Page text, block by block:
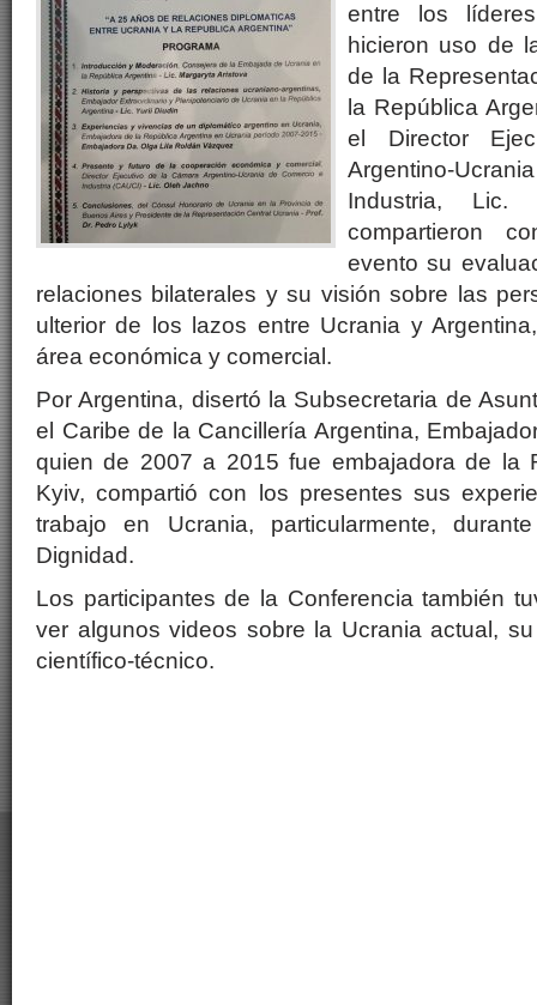
entre los
hicieron uso de
de la
la República
el Director
Argentino-
Industria, Lic.
compartieron
evento su
relaciones bilaterales y su visión sobre las
ulterior de los lazos entre Ucrania y
área económica y comercial.
Por Argentina, disertó la Subsecretaria de
el Caribe de la Cancillería Argentina,
quien de 2007 a 2015 fue embajadora de la
Kyiv, compartió con los presentes sus
trabajo en Ucrania, particularmente,
Dignidad.
Los participantes de la Conferencia también
ver algunos videos sobre la Ucrania actual,
científico-técnico.